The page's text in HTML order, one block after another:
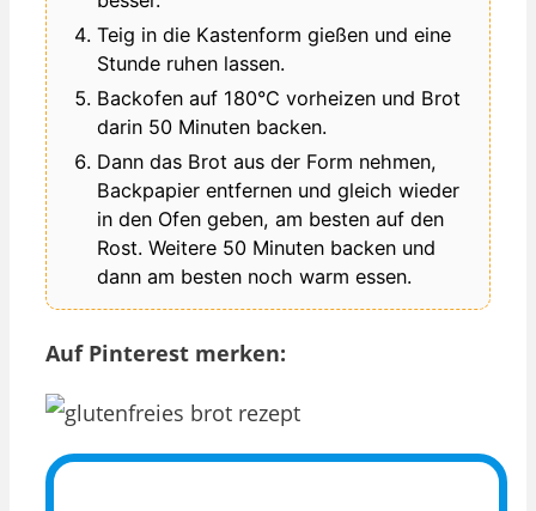
Teig in die Kastenform gießen und eine
Stunde ruhen lassen.
Backofen auf 180°C vorheizen und Brot
darin 50 Minuten backen.
Dann das Brot aus der Form nehmen,
Backpapier entfernen und gleich wieder
in den Ofen geben, am besten auf den
Rost. Weitere 50 Minuten backen und
dann am besten noch warm essen.
Auf Pinterest merken: